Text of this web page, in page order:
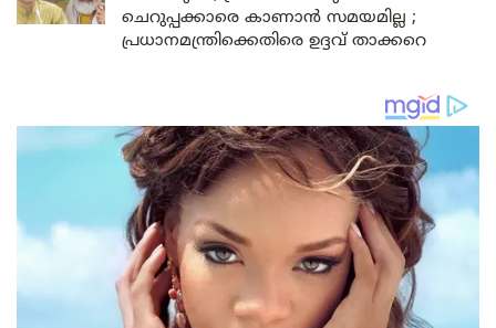
ചെറുപ്പക്കാരെ കാണാൻ സമയമില്ല ;
പ്രധാനമന്ത്രിക്കെതിരെ ഉദ്ദവ് താക്കറെ